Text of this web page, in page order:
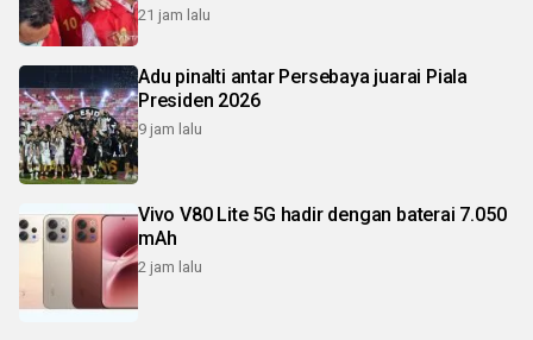
21 jam lalu
Adu pinalti antar Persebaya juarai Piala
Presiden 2026
9 jam lalu
Vivo V80 Lite 5G hadir dengan baterai 7.050
mAh
2 jam lalu